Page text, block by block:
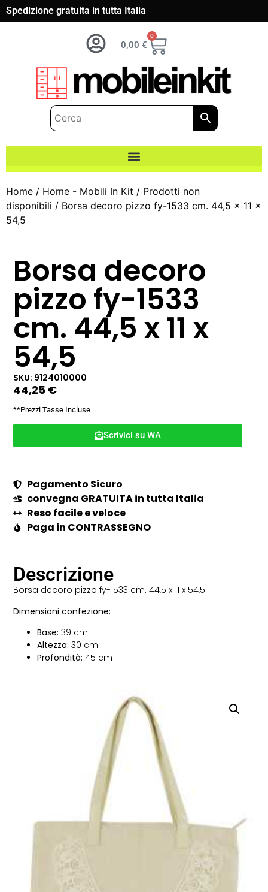
Spedizione gratuita in tutta Italia
0,00 €
0
Home / Home - Mobili In Kit / Prodotti non
disponibili / Borsa decoro pizzo fy-1533 cm. 44,5 x 11 x
54,5
Borsa decoro
pizzo fy-1533
cm. 44,5 x 11 x
54,5
SKU: 9124010000
44,25 €
**Prezzi Tasse Incluse
Scrivici su WA
Pagamento Sicuro
convegna GRATUITA in tutta Italia
Reso facile e veloce
Paga in CONTRASSEGNO
Descrizione
Borsa decoro pizzo fy-1533 cm. 44,5 x 11 x 54,5
Dimensioni confezione:
Base: 39 cm
Altezza: 30 cm
Profondità: 45 cm